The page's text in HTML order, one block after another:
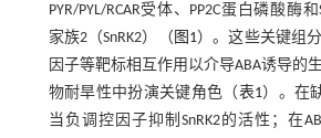
PYR/PYL/RCAR受体、PP2C蛋白磷酸酶
家族2（SnRK2）（ 图1）。这些关键组
因子等靶标相互作用以介导ABA诱导的
物耐旱性中扮演关键角色（ 表1）。在
当负调控因子抑制SnRK2的活性；在